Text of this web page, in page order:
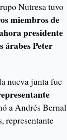
Nutresa tuvo
miembros de
presidente
árabes Peter
nueva junta fue
a Andrés Bernal
representante